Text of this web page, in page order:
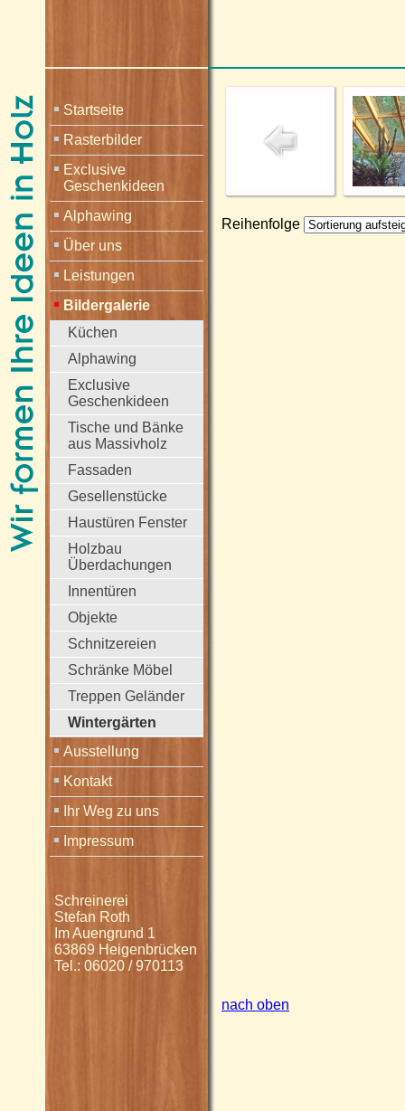
Startseite
Rasterbilder
Exclusive
Geschenkideen
Alphawing
Über uns
Leistungen
Bildergalerie
Küchen
Alphawing
Exclusive
Geschenkideen
Tische und Bänke
aus Massivholz
Fassaden
Gesellenstücke
Haustüren Fenster
Holzbau
Überdachungen
Innentüren
Objekte
Schnitzereien
Schränke Möbel
Treppen Geländer
Wintergärten
Ausstellung
Kontakt
Ihr Weg zu uns
Impressum
Schreinerei
Stefan Roth
Im Auengrund 1
63869 Heigenbrücken
Tel.: 06020 / 970113
Reihenfolge
nach oben